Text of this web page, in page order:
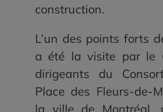
construction.
L’un des points forts
a été la visite par le
dirigeants du
Place des Fleurs-de-
la ville de Montréal,